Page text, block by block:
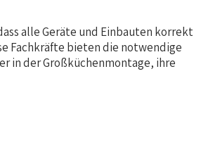
alle Geräte und Einbauten korrekt
Fachkräfte bieten die notwendige
in der Großküchenmontage, ihre